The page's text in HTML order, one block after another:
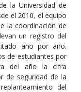
la Universidad de
el 2010, el equipo
la coordinación de
un registro del
año por año.
de estudiantes por
del año la cifra
de seguridad de la
del